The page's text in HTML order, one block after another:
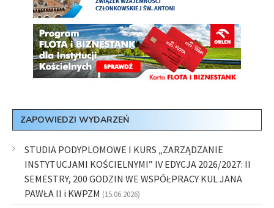
ZAPOWIEDZI WYDARZEŃ
STUDIA PODYPLOMOWE I KURS „ZARZĄDZANIE
INSTYTUCJAMI KOŚCIELNYMI” IV EDYCJA 2026/2027: II
SEMESTRY, 200 GODZIN WE WSPÓŁPRACY KUL JANA
PAWŁA II i KWPZM (15.06.2026)